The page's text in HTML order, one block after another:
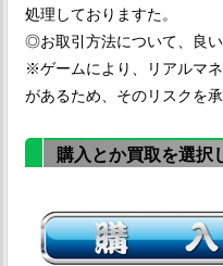
処理しておりますた。
◎お取引方法について、良
※ゲームにより、リアルマ
があるため、そのリスクを
購入とか買取を選択